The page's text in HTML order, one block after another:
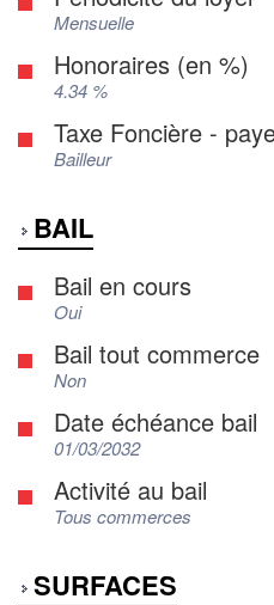
Mensuelle
Honoraires (en %)
4.34 %
Taxe Foncière -
Bailleur
BAIL
Bail en cours
Oui
Bail tout commerce
Non
Date échéance bail
01/03/2032
Activité au bail
Tous commerces
SURFACES